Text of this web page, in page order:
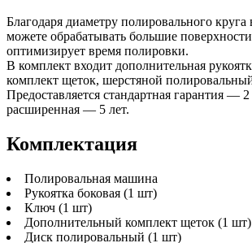
Благодаря диаметру полировального
можете обрабатывать большие
оптимизирует время полировки.
В комплект входит дополнительная
комплект щеток, шерстяной
Предоставляется стандартная гарантия — 2
расширенная — 5 лет.
Комплектация
Полировальная машина
Рукоятка боковая (1 шт)
Ключ (1 шт)
Дополнительный комплект щеток (1 шт)
Диск полировальный (1 шт)